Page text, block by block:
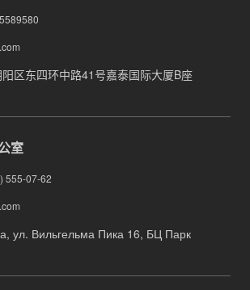
区东四环中路41号嘉泰国际大厦B座
室
555-07-62
ул. Вильгельма Пика 16, БЦ Парк